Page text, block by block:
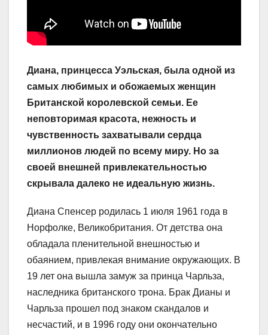
Диана, принцесса Уэльская, была одной из
самых любимых и обожаемых женщин
Британской королевской семьи. Ее
неповторимая красота, нежность и
чувственность захватывали сердца
миллионов людей по всему миру. Но за
своей внешней привлекательностью
скрывала далеко не идеальную жизнь.
Диана Спенсер родилась 1 июля 1961 года в
Норфолке, Великобритания. От детства она
обладала пленительной внешностью и
обаянием, привлекая внимание окружающих. В
19 лет она вышла замуж за принца Чарльза,
наследника британского трона. Брак Дианы и
Чарльза прошел под знаком скандалов и
несчастий, и в 1996 году они окончательно